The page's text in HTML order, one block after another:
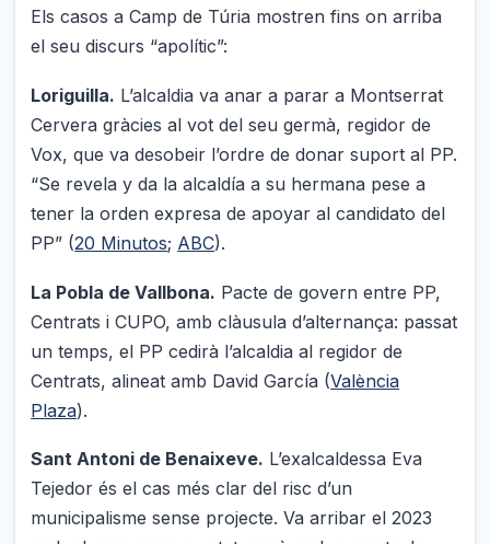
Els casos a Camp de Túria mostren fins on arriba
el seu discurs “apolític”:
Loriguilla. L’alcaldia va anar a parar a Montserrat
Cervera gràcies al vot del seu germà, regidor de
Vox, que va desobeir l’ordre de donar suport al PP.
“Se revela y da la alcaldía a su hermana pese a
tener la orden expresa de apoyar al candidato del
PP” (20 Minutos; ABC).
La Pobla de Vallbona. Pacte de govern entre PP,
Centrats i CUPO, amb clàusula d’alternança: passat
un temps, el PP cedirà l’alcaldia al regidor de
Centrats, alineat amb David García (València
Plaza).
Sant Antoni de Benaixeve. L’exalcaldessa Eva
Tejedor és el cas més clar del risc d’un
municipalisme sense projecte. Va arribar el 2023